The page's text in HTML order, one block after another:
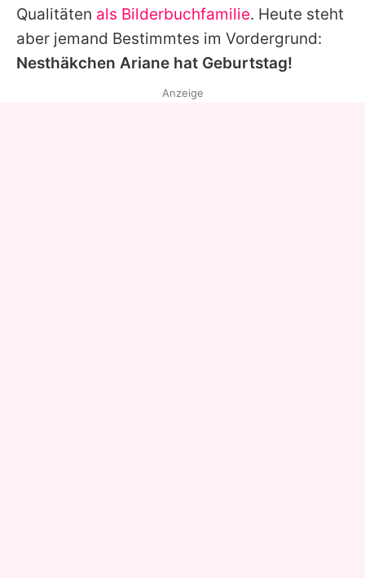
Qualitäten als Bilderbuchfamilie. Heute steht
aber jemand Bestimmtes im Vordergrund:
Nesthäkchen Ariane hat Geburtstag!
Anzeige